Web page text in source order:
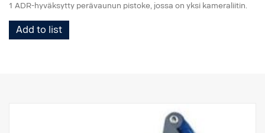
1 ADR-hyväksytty perävaunun pistoke, jossa on yksi kameraliitin.
Add to list